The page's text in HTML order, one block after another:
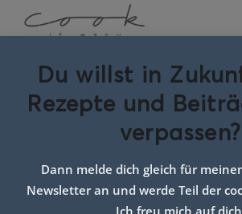
kochen
Du willst in
Rezepte und
verpassen?
Dann melde dich gleich für
Newsletter an und werde Teil der
Ich freu mich auf